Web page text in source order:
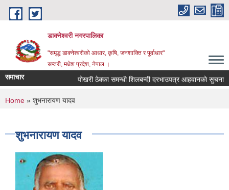
Skip to main content
डाक्नेश्वरी नगरपालिका
"समृद्ध डाक्नेश्वरीको आधार, कृषि, जनशाक्ति र पूर्वाधार"
सप्तरी, मधेश प्रदेश, नेपाल ।
समाचार पोखरी ठेक्का समन्धी शिलबन्दी दरभाउपत्र आहवानकाे सुचना
You are here
Home » शुभनारायण यादव
शुभनारायण यादव